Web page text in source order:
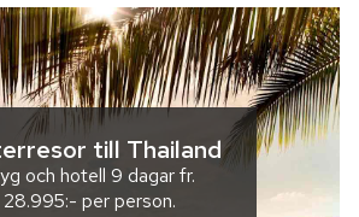
till Thailand
och hotell 9 dagarfr.
28.995:- per person.